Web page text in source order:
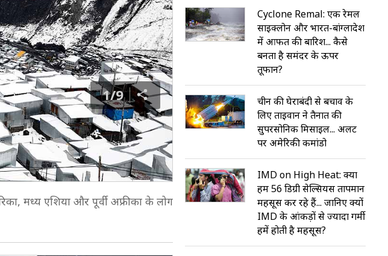
1/9
मध्य एशिया और पूर्वी अफ्रीका के लोग
Cyclone Remal: एक रेमल
साइक्लोन और भारत-बांग्लादेश
में आफत की बारिश... कैसे
बनता है समंदर के ऊपर
तूफान?
चीन की घेराबंदी से बचाव के
लिए ताइवान ने तैनात की
सुपरसोनिक मिसाइल... अलर्ट
पर अमेरिकी कमांडो
IMD on High Heat: क्या
हम 56 डिग्री सेल्सियस तापमान
महसूस कर रहे हैं... जानिए क्यों
IMD के आंकड़ों से ज्यादा गर्मी
हमें होती है महसूस?